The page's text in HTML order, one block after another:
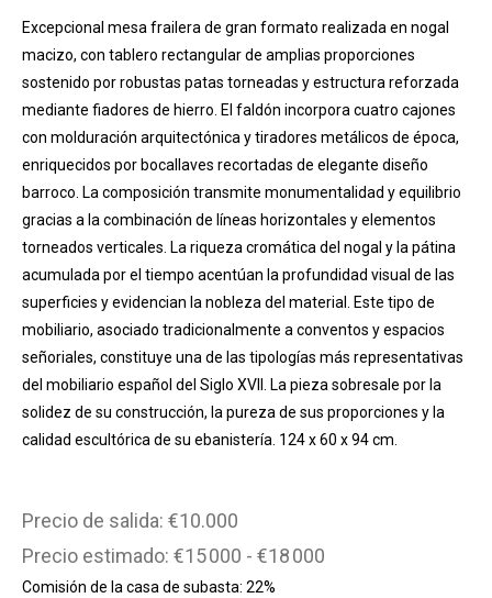
Excepcional mesa frailera de gran formato realizada en nogal
macizo, con tablero rectangular de amplias proporciones
sostenido por robustas patas torneadas y estructura reforzada
mediante fiadores de hierro. El faldón incorpora cuatro cajones
con molduración arquitectónica y tiradores metálicos de época,
enriquecidos por bocallaves recortadas de elegante diseño
barroco. La composición transmite monumentalidad y equilibrio
gracias a la combinación de líneas horizontales y elementos
torneados verticales. La riqueza cromática del nogal y la pátina
acumulada por el tiempo acentúan la profundidad visual de las
superficies y evidencian la nobleza del material. Este tipo de
mobiliario, asociado tradicionalmente a conventos y espacios
señoriales, constituye una de las tipologías más representativas
del mobiliario español del Siglo XVII. La pieza sobresale por la
solidez de su construcción, la pureza de sus proporciones y la
calidad escultórica de su ebanistería. 124 x 60 x 94 cm.
Precio de salida: €10.000
Precio estimado: €15 000 - €18 000
Comisión de la casa de subasta: 22%